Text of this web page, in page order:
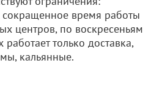
сокращенное время работы
центров, по воскресеньям
только доставка,
кальянные.